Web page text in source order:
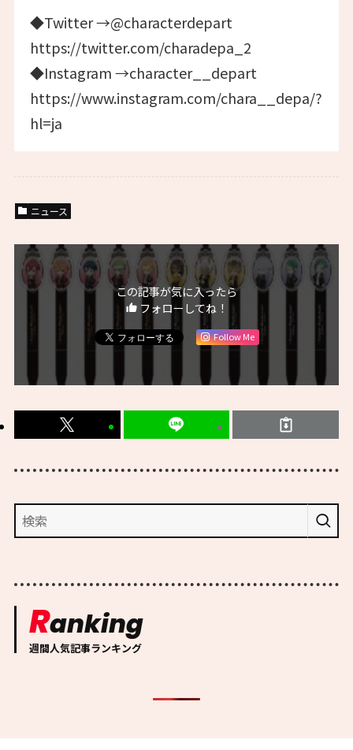
◆Twitter →@characterdepart
https://twitter.com/charadepa_2
◆Instagram →character__depart
https://www.instagram.com/chara__depa/?
hl=ja
ニュース
この記事が気に入ったら
フォローしてね！
Follow Me
Ranking
週間人気記事ランキング